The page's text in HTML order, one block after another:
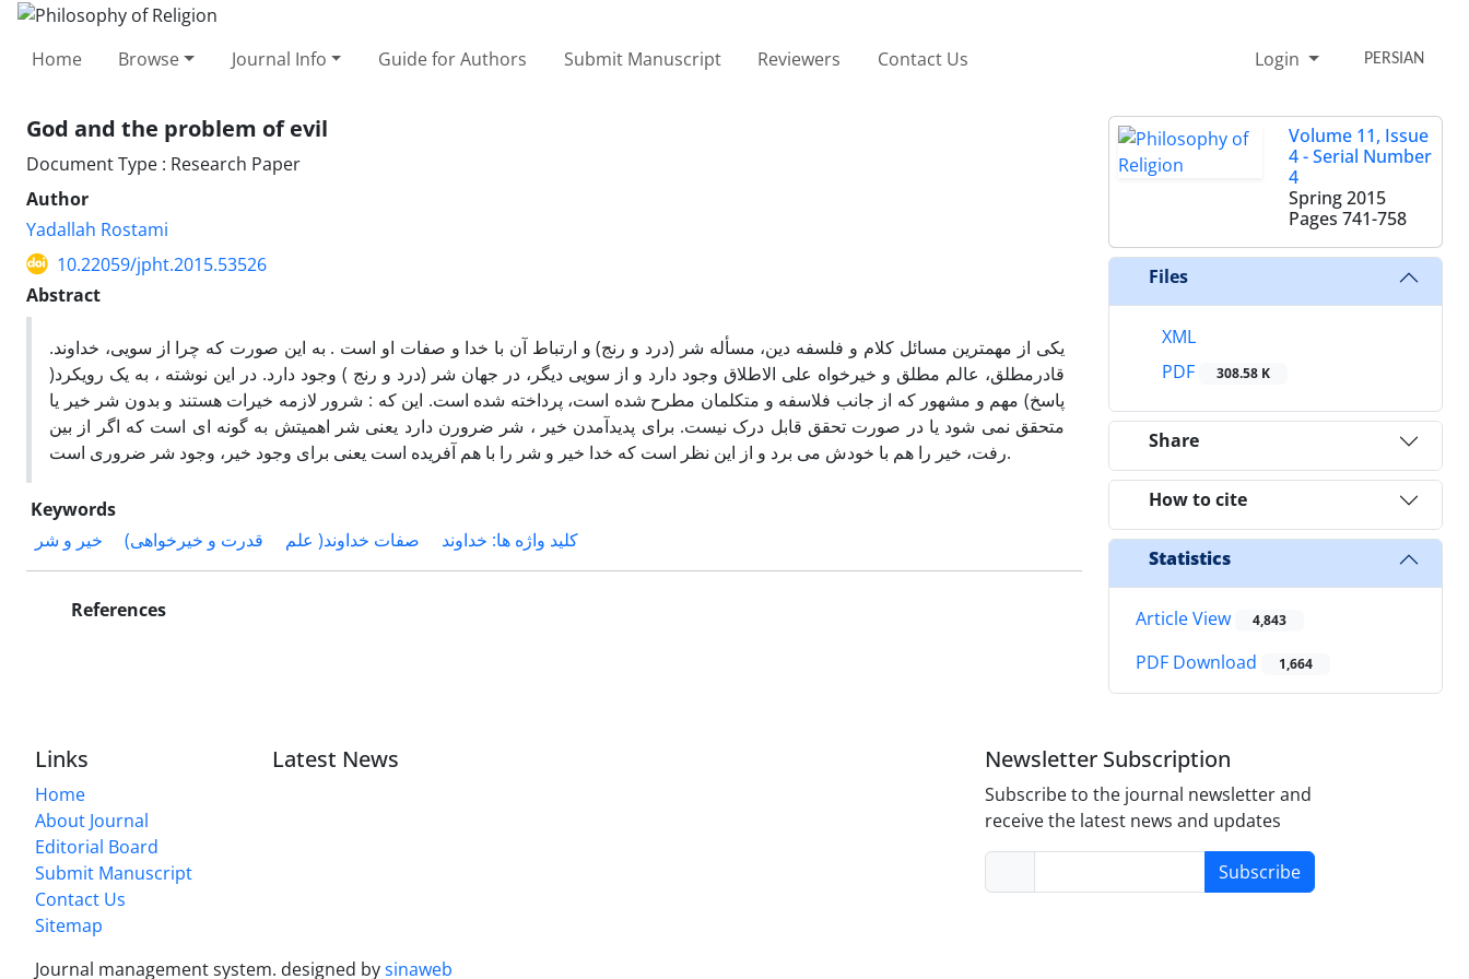
Home Browse Journal Info Guide for Authors Submit Manuscript Reviewers Contact Us Login PERSIAN
God and the problem of evil
Document Type : Research Paper
Author
Yadallah Rostami
10.22059/jpht.2015.53526
Abstract
.یکی از مهمترین مسائل کلام و فلسفه دین، مسأله شر (درد و رنج) و ارتباط آن با خدا و صفات او است . به این صورت که چرا از سویی، خداوند
قادرمطلق، عالم مطلق و خیرخواه علی الاطلاق وجود دارد و از سویی دیگر، در جهان شر (درد و رنج ) وجود دارد. در این نوشته ، به یک رویکرد(
پاسخ) مهم و مشهور که از جانب فلاسفه و متکلمان مطرح شده است، پرداخته شده است. این که : شرور لازمه خیرات هستند و بدون شر خیر یا
متحقق نمی شود یا در صورت تحقق قابل درک نیست. برای پدیدآمدن خیر ، شر ضرورن دارد یعنی شر اهمیتش به گونه ای است که اگر از بین
رفت، خیر را هم با خودش می برد و از این نظر است که خدا خیر و شر را با هم آفریده است یعنی برای وجود خیر، وجود شر ضروری است.
Keywords
کلید واژه ها: خداوند
صفات خداوند( علم قدرت و خیرخواهی) خیر و شر
References
Volume 11, Issue
4 - Serial Number
4
Spring 2015
Pages 741-758
Files
XML
PDF
308.58 K
Share
How to cite
Statistics
Article View 4,843
PDF Download 1,664
Links
Home
About Journal
Editorial Board
Submit Manuscript
Contact Us
Sitemap
Latest News Newsletter Subscription
Subscribe to the journal newsletter and
receive the latest news and updates
Subscribe
Journal management system. designed bysinaweb